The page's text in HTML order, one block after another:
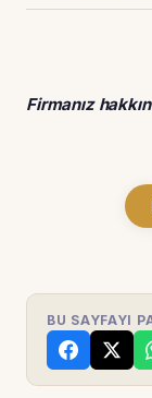
Firmanız
BU SAYFAYI